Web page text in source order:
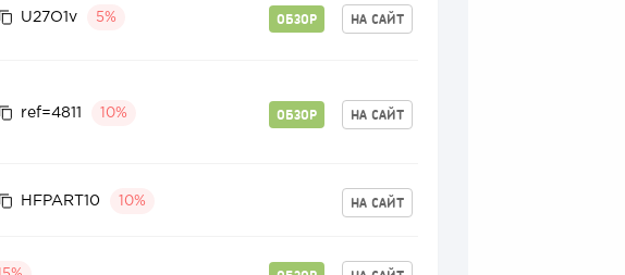
U27O1v 5% ОБЗОР НА САЙТ
ref=4811 10% ОБЗОР НА САЙТ
HFPART10 10% НА САЙТ